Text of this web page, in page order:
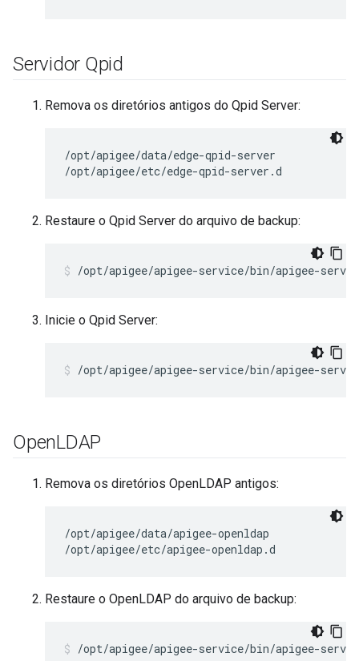
Servidor Qpid
Remova os diretórios antigos do Qpid Server:
/opt/apigee/data/edge-qpid-server
/opt/apigee/etc/edge-qpid-server.d
Restaure o Qpid Server do arquivo de backup:
/opt/apigee/apigee-service/bin/apigee-
Inicie o Qpid Server:
/opt/apigee/apigee-service/bin/apigee-
OpenLDAP
Remova os diretórios OpenLDAP antigos:
/opt/apigee/data/apigee-openldap
/opt/apigee/etc/apigee-openldap.d
Restaure o OpenLDAP do arquivo de backup:
/opt/apigee/apigee-service/bin/apigee-